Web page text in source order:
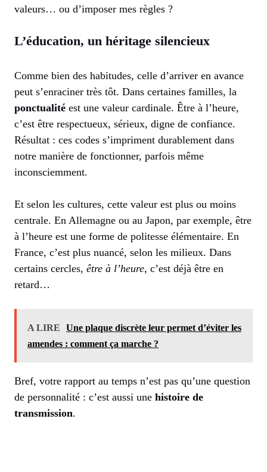
valeurs… ou d’imposer mes règles ?
L’éducation, un héritage silencieux
Comme bien des habitudes, celle d’arriver en avance
peut s’enraciner très tôt. Dans certaines familles, la
ponctualité est une valeur cardinale. Être à l’heure,
c’est être respectueux, sérieux, digne de confiance.
Résultat : ces codes s’impriment durablement dans
notre manière de fonctionner, parfois même
inconsciemment.
Et selon les cultures, cette valeur est plus ou moins
centrale. En Allemagne ou au Japon, par exemple, être
à l’heure est une forme de politesse élémentaire. En
France, c’est plus nuancé, selon les milieux. Dans
certains cercles, être à l’heure, c’est déjà être en
retard…
A LIRE
Une plaque discrète leur permet d’éviter les
amendes : comment ça marche ?
Bref, votre rapport au temps n’est pas qu’une question
de personnalité : c’est aussi une histoire de
transmission.